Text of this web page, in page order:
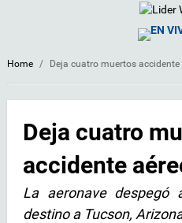
EN
Home / Deja cuatro muertos accidente
Deja cuatro
accidente
La aeronave despegó
destino a Tucson,